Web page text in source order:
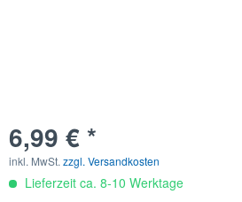
6,99 € *
inkl. MwSt.zzgl. Versandkosten
Lieferzeit ca. 8-10 Werktage